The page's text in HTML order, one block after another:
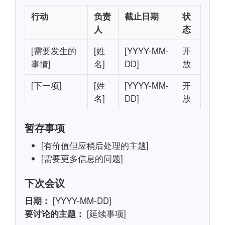
行动
负责
人
截止日期
状
态
[需要发生的
事情]
[姓
名]
[YYYY-MM-
DD]
开
放
[下一项]
[姓
名]
[YYYY-MM-
DD]
开
放
暂存事项
[有价值但应稍后处理的主题]
[需要更多信息的问题]
下次会议
日期： [YYYY-MM-DD]
要讨论的主题： [延续事项]